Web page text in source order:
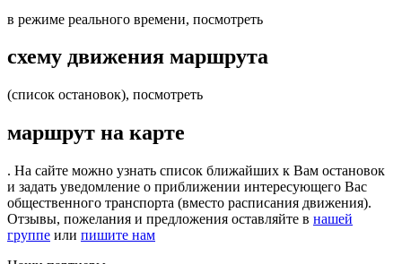
в режиме реального времени, посмотреть
схему движения маршрута
(список остановок), посмотреть
маршрут на карте
. На сайте можно узнать список ближайших к Вам остановок
и задать уведомление о приближении интересующего Вас
общественного транспорта (вместо расписания движения).
Отзывы, пожелания и предложения оставляйте в нашей
группе или пишите нам